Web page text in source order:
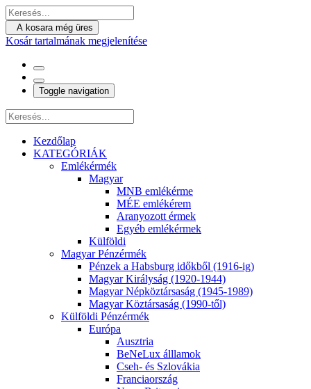
A kosara még üres
Kosár tartalmának megjelenítése
Toggle navigation
Kezdőlap
KATEGÓRIÁK
Emlékérmék
Magyar
MNB emlékérme
MÉE emlékérem
Aranyozott érmek
Egyéb emlékérmek
Külföldi
Magyar Pénzérmék
Pénzek a Habsburg időkből (1916-ig)
Magyar Királyság (1920-1944)
Magyar Népköztársaság (1945-1989)
Magyar Köztársaság (1990-től)
Külföldi Pénzérmék
Európa
Ausztria
BeNeLux álllamok
Cseh- és Szlovákia
Franciaország